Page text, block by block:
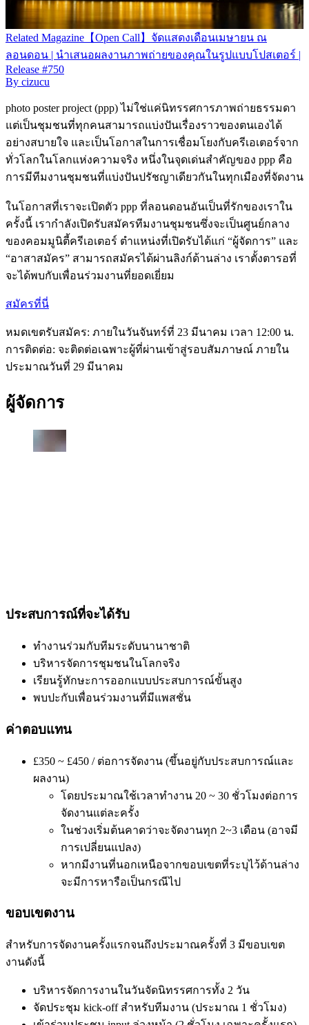
Related Magazine 【Open Call】จัดแสดงเดือนเมษายน ณ
ลอนดอน | นำเสนอผลงานภาพถ่ายของคุณในรูปแบบโปสเตอร์ |
Release #750
By cizucu
photo poster project (ppp) ไม่ใช่แค่นิทรรศการภาพถ่ายธรรมดา
แต่เป็นชุมชนที่ทุกคนสามารถแบ่งปันเรื่องราวของตนเองได้
อย่างสบายใจ และเป็นโอกาสในการเชื่อมโยงกับครีเอเตอร์จาก
ทั่วโลกในโลกแห่งความจริง หนึ่งในจุดเด่นสำคัญของ ppp คือ
การมีทีมงานชุมชนที่แบ่งปันปรัชญาเดียวกันในทุกเมืองที่จัดงาน
ในโอกาสที่เราจะเปิดตัว ppp ที่ลอนดอนอันเป็นที่รักของเราใน
ครั้งนี้ เรากำลังเปิดรับสมัครทีมงานชุมชนซึ่งจะเป็นศูนย์กลาง
ของคอมมูนิตี้ครีเอเตอร์ ตำแหน่งที่เปิดรับได้แก่ “ผู้จัดการ” และ
“อาสาสมัคร” สามารถสมัครได้ผ่านลิงก์ด้านล่าง เราตั้งตารอที่
จะได้พบกับเพื่อนร่วมงานที่ยอดเยี่ยม
สมัครที่นี่
หมดเขตรับสมัคร: ภายในวันจันทร์ที่ 23 มีนาคม เวลา 12:00 น.
การติดต่อ: จะติดต่อเฉพาะผู้ที่ผ่านเข้าสู่รอบสัมภาษณ์ ภายใน
ประมาณวันที่ 29 มีนาคม
ผู้จัดการ
ประสบการณ์ที่จะได้รับ
ทำงานร่วมกับทีมระดับนานาชาติ
บริหารจัดการชุมชนในโลกจริง
เรียนรู้ทักษะการออกแบบประสบการณ์ขั้นสูง
พบปะกับเพื่อนร่วมงานที่มีแพสชั่น
ค่าตอบแทน
£350 ~ £450 / ต่อการจัดงาน (ขึ้นอยู่กับประสบการณ์และ
ผลงาน)
โดยประมาณใช้เวลาทำงาน 20 ~ 30 ชั่วโมงต่อการ
จัดงานแต่ละครั้ง
ในช่วงเริ่มต้นคาดว่าจะจัดงานทุก 2~3 เดือน (อาจมี
การเปลี่ยนแปลง)
หากมีงานที่นอกเหนือจากขอบเขตที่ระบุไว้ด้านล่าง
จะมีการหารือเป็นกรณีไป
ขอบเขตงาน
สำหรับการจัดงานครั้งแรกจนถึงประมาณครั้งที่ 3 มีขอบเขต
งานดังนี้
บริหารจัดการงานในวันจัดนิทรรศการทั้ง 2 วัน
จัดประชุม kick-off สำหรับทีมงาน (ประมาณ 1 ชั่วโมง)